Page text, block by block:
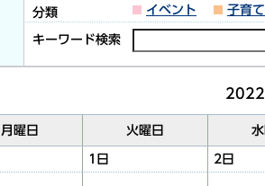
分類 イベント 子育て
キーワード検索
月曜日 火曜日
1日 2日